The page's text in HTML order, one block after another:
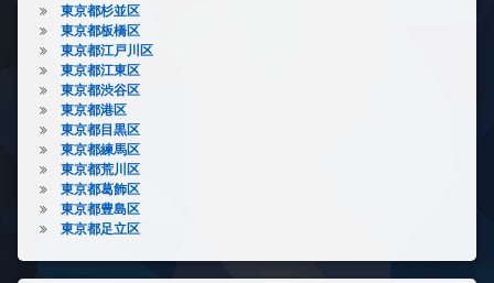
東京都杉並区
東京都板橋区
東京都江戸川区
東京都江東区
東京都渋谷区
東京都港区
東京都目黒区
東京都練馬区
東京都荒川区
東京都葛飾区
東京都豊島区
東京都足立区